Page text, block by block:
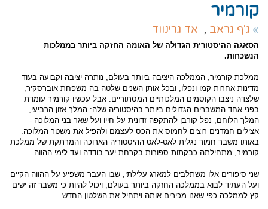
קורמיר
ג'ף גראב , אד גרינווד
הסאגה ההיסטורית הגדולה של האומה החזקה ביותר בממלכות
הנשכחות.
ממלכת קורמיר, הממלכה היציבה ביותר בעולם, נותרה יציבה וקבועה בעוד
מדינות אחרות קמו ונפלו, ובכל אותן השנים שלטה בה משפחת אוברסקיר,
שלצדה ניצבו הקוסמים המלכותיים המסתוריים. אבל עכשיו קורמיר עומדת
בפני אחד המשברים הגדולים ביותר בהיסטוריה שלה: המלך אזון הרביעי,
המלך הלוחם, נפל קורבן להתקפה זדונית על חייו ועל שאר בני המלוכה -
אצילים חמדנים רוצים לחמוס את הכס לעצמם ולהפיל את משטר המלוכה.
באותו משבר חמור נגלית לאט-לאט ההיסטוריה הארוכה והמרתקת של ממלכת
קורמיר, מתחילתה כבקתות ספורות בקרחת יער בודדה ועד לימי ההווה.
שני סיפורים אלו משתלבים למארג עלילתי, שבו העבר משפיע על ההווה הקיים
ועל העתיד לבוא בממלכה החזקה ביותר בעולם, ויכול להיות כי משבר זה ישים
קץ לממלכה כפי שאנו מכירים אותה ויתחיל את השלטון החדש.